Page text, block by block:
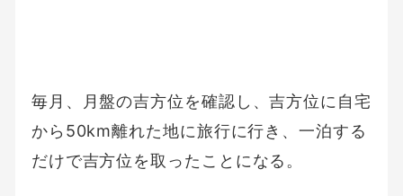
毎月、月盤の吉方位を確認し、吉方位に自宅
から50km離れた地に旅行に行き、一泊する
だけで吉方位を取ったことになる。